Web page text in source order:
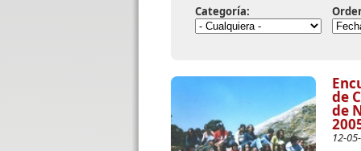
Categoría:
de
de
12-